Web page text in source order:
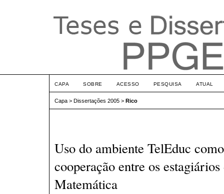
CAPA SOBRE ACESSO PESQUISA ATUAL
Capa > Dissertações 2005 > Rico
Uso do ambiente TelEduc
cooperação entre os
Matemática